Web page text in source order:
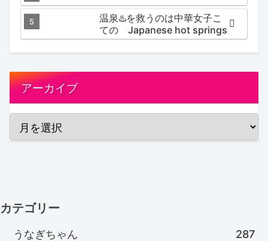
温泉♨️を救うのは中華女子こ
ての Japanese hot springs
アーカイブ
カテゴリー
うなぎちゃん 287